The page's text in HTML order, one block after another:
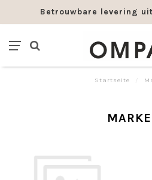
Betrouwbare levering
Startseite